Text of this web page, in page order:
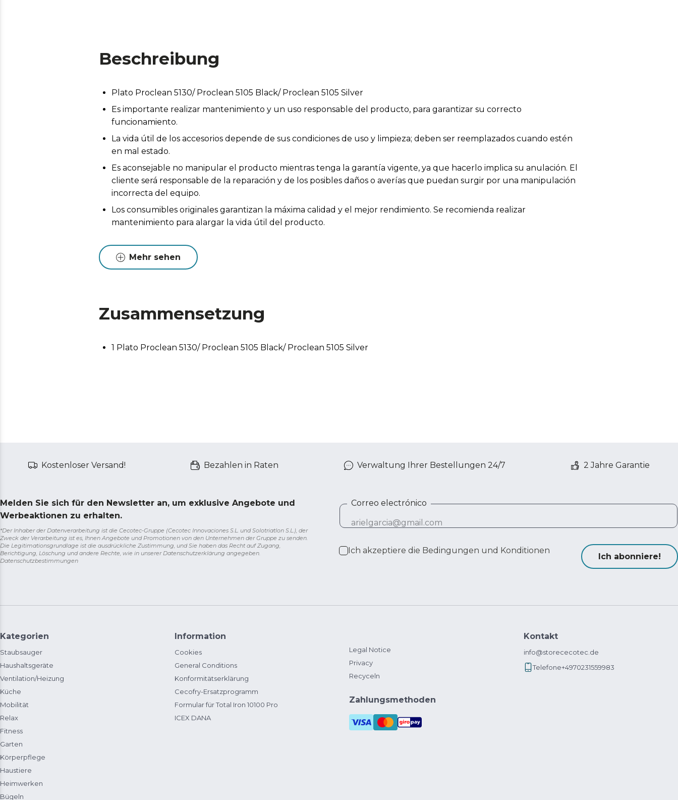
Beschreibung
Plato Proclean 5130/ Proclean 5105 Black/ Proclean 5105 Silver
Es importante realizar mantenimiento y un uso responsable del producto, para garantizar su correcto
funcionamiento.
La vida útil de los accesorios depende de sus condiciones de uso y limpieza; deben ser reemplazados cuando estén
en mal estado.
Es aconsejable no manipular el producto mientras tenga la garantía vigente, ya que hacerlo implica su anulación. El
cliente será responsable de la reparación y de los posibles daños o averías que puedan surgir por una manipulación
incorrecta del equipo.
Los consumibles originales garantizan la máxima calidad y el mejor rendimiento. Se recomienda realizar
mantenimiento para alargar la vida útil del producto.
Mehr sehen
Zusammensetzung
1 Plato Proclean 5130/ Proclean 5105 Black/ Proclean 5105 Silver
Kostenloser Versand! Bezahlen in Raten Verwaltung Ihrer Bestellungen 24/7 2 Jahre Garantie
Melden Sie sich für den Newsletter an, um exklusive Angebote und
Werbeaktionen zu erhalten.
*Der Inhaber der Datenverarbeitung ist die Cecotec-Gruppe (Cecotec Innovaciones S.L. und Solotriatlon S.L.), der
Zweck der Verarbeitung ist es, Ihnen Angebote und Promotionen von den Unternehmen der Gruppe zu senden.
Die Legitimationsgrundlage ist die ausdrückliche Zustimmung, und Sie haben das Recht auf Zugang,
Berichtigung, Löschung und andere Rechte, wie in unserer Datenschutzerklärung angegeben.
Datenschutzbestimmungen
Correo electrónico
Ich akzeptiere die Bedingungen und Konditionen
Ich abonniere!
Kategorien
Staubsauger
Haushaltsgeräte
Ventilation/Heizung
Küche
Mobilität
Relax
Fitness
Garten
Körperpflege
Haustiere
Heimwerken
Bügeln
Information
Cookies
General Conditions
Konformitätserklärung
Cecofry-Ersatzprogramm
Formular für Total Iron 10100 Pro
ICEX DANA
Legal Notice
Privacy
Recyceln
Zahlungsmethoden
Kontakt
info@storececotec.de
Telefone+4970231559983